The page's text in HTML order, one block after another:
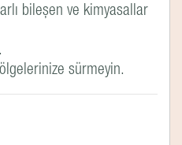
bileşen ve kimyasallar
sürmeyin.